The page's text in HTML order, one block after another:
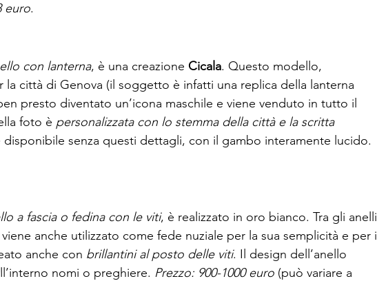
euro.
con lanterna, è una creazione Cicala. Questo modello,
la città di Genova (il soggetto è infatti una replica della lanterna
presto diventato un’icona maschile e viene venduto in tutto il
foto è personalizzata con lo stemma della città e la scritta
disponibile senza questi dettagli, con il gambo interamente lucido.
a fascia o fedina con le viti, è realizzato in oro bianco. Tra gli anelli
anche utilizzato come fede nuziale per la sua semplicità e per il
anche con brillantini al posto delle viti. Il design dell’anello
nomi o preghiere. Prezzo: 900-1000 euro (può variare a